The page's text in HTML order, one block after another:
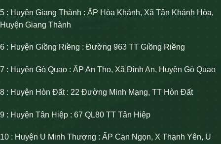
5 : Huyện Giang Thành : ẤP Hòa Khánh, Xã Tân Khánh Hòa,
Huyện Giang Thành
6 : Huyện Giồng Riềng : Đường 963 TT Giồng Riềng
7 : Huyện Gò Quao : ẤP An Thọ, Xã Định An, Huyện Gò Quao
8 : Huyện Hòn Đất : 22 Đường Minh Mạng, TT Hòn Đất
9 : Huyện Tân Hiệp : 67 QL80 TT Tân Hiệp
10 : Huyện U Minh Thượng : ẤP Cạn Ngọn, X Thạnh Yên, U